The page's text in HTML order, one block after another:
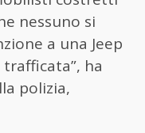
nessuno si
a una Jeep
ha
polizia,